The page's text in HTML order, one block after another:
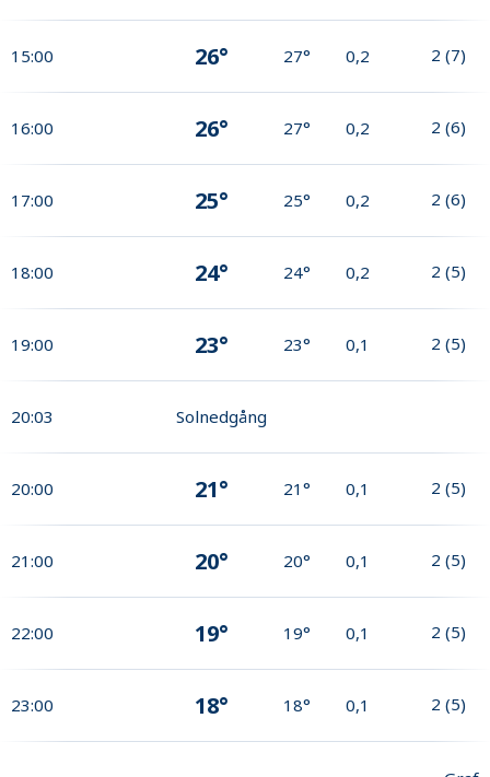
15:00 26° 27° 0,2 2 (7)
16:00 26° 27° 0,2 2 (6)
17:00 25° 25° 0,2 2 (6)
18:00 24° 24° 0,2 2 (5)
19:00 23° 23° 0,1 2 (5)
20:03 Solnedgång
20:00 21° 21° 0,1 2 (5)
21:00 20° 20° 0,1 2 (5)
22:00 19° 19° 0,1 2 (5)
23:00 18° 18° 0,1 2 (5)